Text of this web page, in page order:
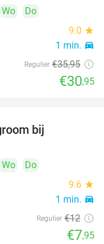
Wo
Do
9.0 star
1 min. directions_car
Regulier €35,95
€30,95
bij
Wo
Do
9.6 star
1 min. directions_car
Regulier €12
€7,95